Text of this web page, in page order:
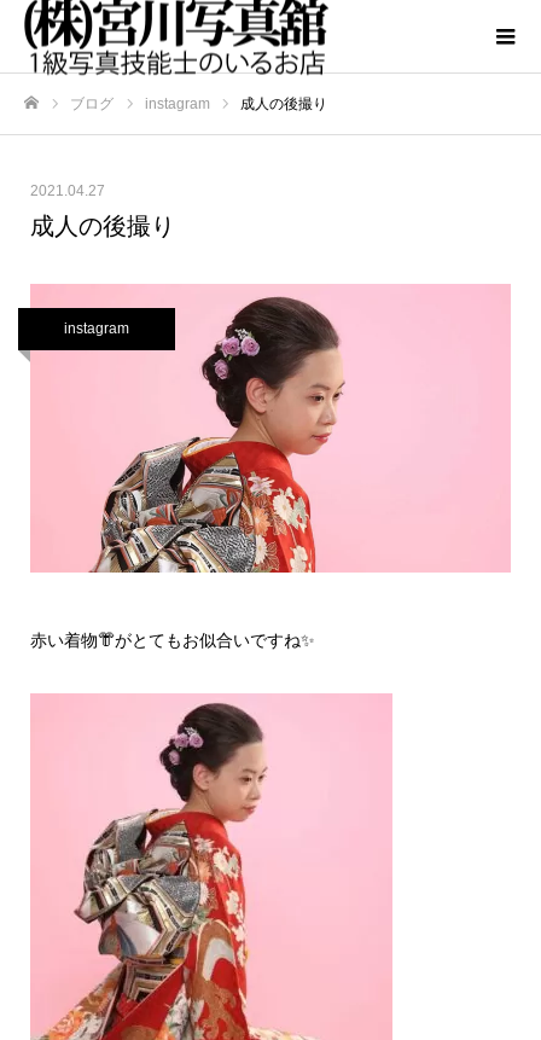
ブログ instagram 成人の後撮り
2021.04.27
成人の後撮り
instagram
赤い着物👘がとてもお似合いですね✨